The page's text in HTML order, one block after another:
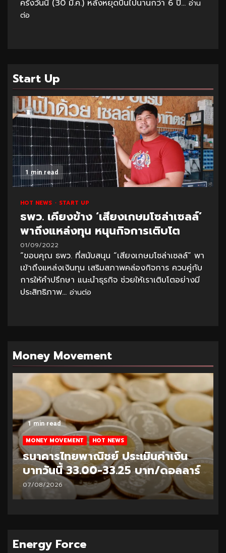
ครั้งวันนี้ (30 มี.ค.) หลังหยุดบินไปนานกว่า 6 ปี... อ่าน
ต่อ
Start Up
1 min read
HOT NEWS START UP
ธพว. เคียงข้าง ‘เสียงเกษมโซล่าเซลล์’
พาถึงแหล่งทุน หนุนกิจการเติบโต
01/09/2022
“ขอบคุณ ธพว. ที่สนับสนุน “เสียงเกษมโซล่าเซลล์” พา
เข้าถึงแหล่งเงินทุน เสริมสภาพคล่องกิจการ ควบคู่กับ
การให้คำปรึกษา แนะนำธุรกิจ ช่วยให้เราเติบโตอย่างมี
ประสิทธิภาพ... อ่านต่อ
Money Movement
ค่าเงิน
/ดอลลาร์
1 min read
MONEY MOVEMENT HOT NEWS
ธนาคารไทยพาณิชย์ ประเมินค่
บาทวันนี้ 32.95-33.20 บาท/ด
06/08/2026
Energy Force